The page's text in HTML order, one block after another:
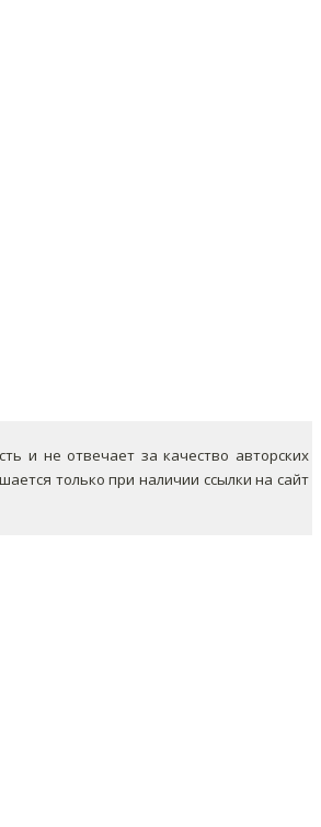
и не отвечает за качество авторских
только при наличии ссылки на сайт